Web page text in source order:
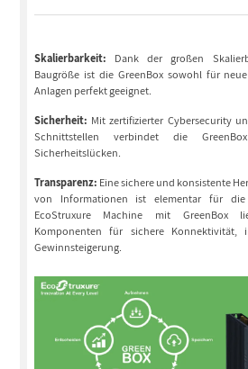
Skalierbarkeit: Dank der großen
Baugröße ist die GreenBox sowohl für
Anlagen perfekt geeignet.
Sicherheit: Mit zertifizierter Cybersecurity
Schnittstellen verbindet die
Sicherheitslücken.
Transparenz: Eine sichere und konsistente
von Informationen ist elementar für die
EcoStruxure Machine mit GreenBox
Komponenten für sichere Konnektivität,
Gewinnsteigerung.